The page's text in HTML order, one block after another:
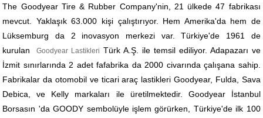
The Goodyear Tire & Rubber Company'nin, 21 ülkede 47 fabrikası
mevcut. Yaklaşık 63.000 kişi çalıştırıyor. Hem Amerika'da hem de
Lüksemburg da 2 inovasyon merkezi var. Türkiye'de 1961 de
kurulan
Goodyear Lastikleri Türk A.Ş. ile temsil ediliyor. Adapazarı ve
İzmit sınırlarında 2 adet fafabrika da 2000 civarında çalışana sahip.
Fabrikalar da otomobil ve ticari araç lastikleri Goodyear, Fulda, Sava
Debica, ve Kelly markaları ile üretilmektedir. Goodyear İstanbul
Borsasın 'da GOODY sembolüyle işlem görürken, Türkiye'de ilk 100